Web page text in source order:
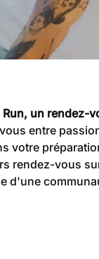
un rendez-
entre
votre
rendez-vous
d'une